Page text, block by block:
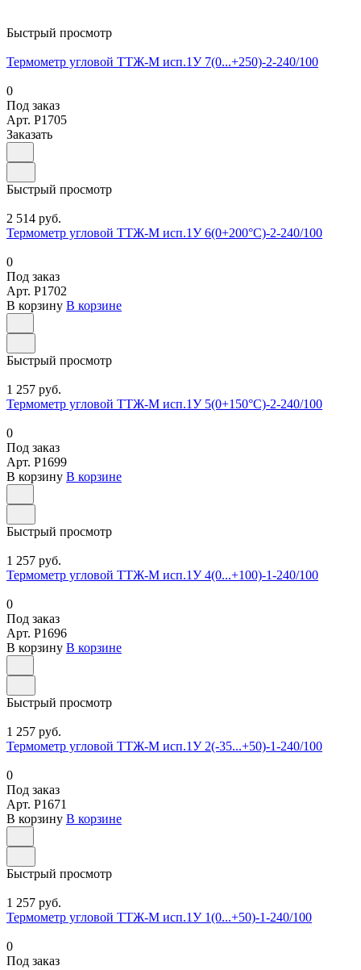
Быстрый просмотр
Термометр угловой ТТЖ-М исп.1У 7(0...+250)-2-240/100
0
Под заказ
Арт. P1705
Заказать
Быстрый просмотр
2 514 руб.
Термометр угловой ТТЖ-М исп.1У 6(0+200°С)-2-240/100
0
Под заказ
Арт. P1702
В корзину В корзине
Быстрый просмотр
1 257 руб.
Термометр угловой ТТЖ-М исп.1У 5(0+150°С)-2-240/100
0
Под заказ
Арт. P1699
В корзину В корзине
Быстрый просмотр
1 257 руб.
Термометр угловой ТТЖ-М исп.1У 4(0...+100)-1-240/100
0
Под заказ
Арт. P1696
В корзину В корзине
Быстрый просмотр
1 257 руб.
Термометр угловой ТТЖ-М исп.1У 2(-35...+50)-1-240/100
0
Под заказ
Арт. P1671
В корзину В корзине
Быстрый просмотр
1 257 руб.
Термометр угловой ТТЖ-М исп.1У 1(0...+50)-1-240/100
0
Под заказ